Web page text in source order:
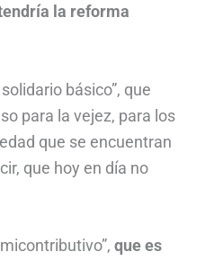
la reforma
básico”, que
para la vejez, para los
que se encuentran
que hoy en día no
que es